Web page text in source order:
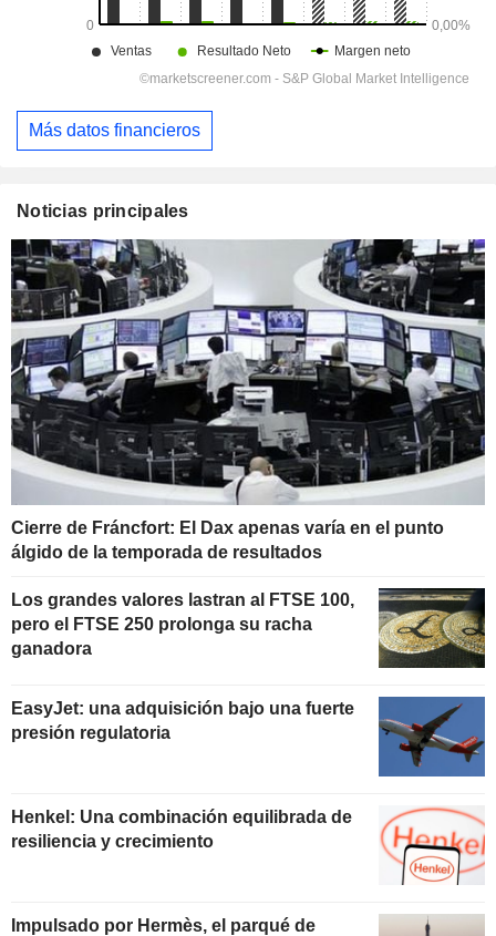
Más datos financieros
Noticias principales
Cierre de Fráncfort: El Dax apenas varía en el punto
álgido de la temporada de resultados
Los grandes valores lastran al FTSE 100,
pero el FTSE 250 prolonga su racha
ganadora
EasyJet: una adquisición bajo una fuerte
presión regulatoria
Henkel: Una combinación equilibrada de
resiliencia y crecimiento
Impulsado por Hermès, el parqué de